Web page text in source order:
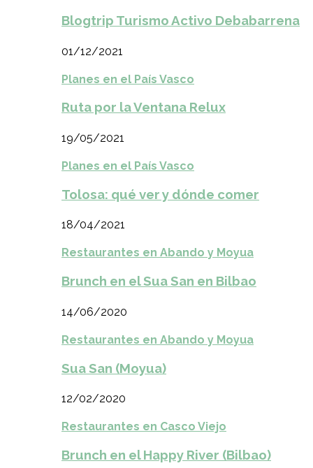
Blogtrip Turismo Activo Debabarrena
01/12/2021
Planes en el País Vasco
Ruta por la Ventana Relux
19/05/2021
Planes en el País Vasco
Tolosa: qué ver y dónde comer
18/04/2021
Restaurantes en Abando y Moyua
Brunch en el Sua San en Bilbao
14/06/2020
Restaurantes en Abando y Moyua
Sua San (Moyua)
12/02/2020
Restaurantes en Casco Viejo
Brunch en el Happy River (Bilbao)